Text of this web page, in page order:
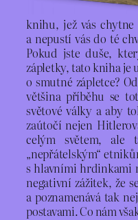
knihu, jež vás
a nepustí vás do té
Pokud jste duše,
zápletky, tato kniha je
o smutné zápletce?
většina příběhu se
světové války a aby
zaútočí nejen
celým světem, ale
„nepřátelským“
s hlavními hrdinkami
negativní zážitek, že
a poznamenává tak
postavami. Co nám